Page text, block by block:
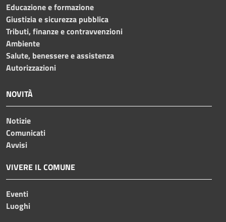
Educazione e formazione
Giustizia e sicurezza pubblica
Tributi, finanze e contravvenzioni
Ambiente
Salute, benessere e assistenza
Autorizzazioni
NOVITÀ
Notizie
Comunicati
Avvisi
VIVERE IL COMUNE
Eventi
Luoghi